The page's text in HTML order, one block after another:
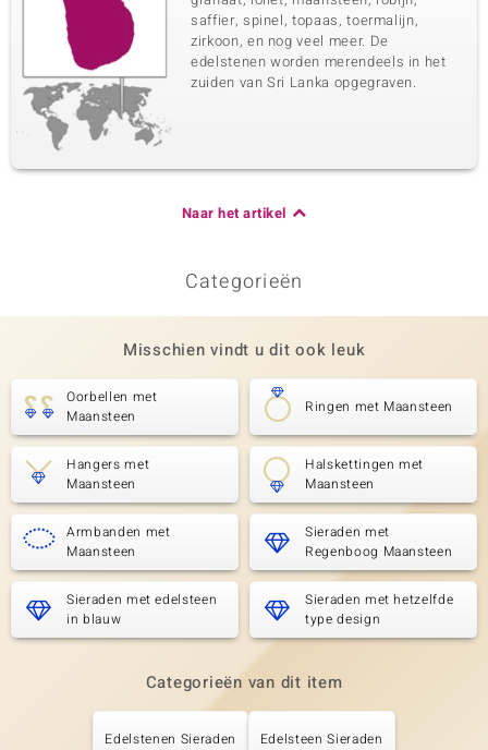
saffier, spinel, topaas, toermalijn,
zirkoon, en nog veel meer. De
edelstenen worden merendeels in het
zuiden van Sri Lanka opgegraven.
Naar het artikel
Categorieën
Misschien vindt u dit ook leuk
Oorbellen met
Maansteen
Ringen met Maansteen
Hangers met
Maansteen
Halskettingen met
Maansteen
Armbanden met
Maansteen
Sieraden met
Regenboog Maansteen
Sieraden met edelsteen
in blauw
Sieraden met hetzelfde
type design
Categorieën van dit item
Edelstenen Sieraden Edelsteen Sieraden